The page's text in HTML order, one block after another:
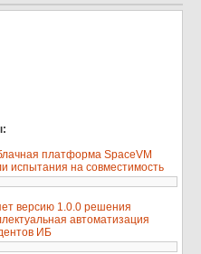
платформа SpaceVM
испытания на совместимость
версию 1.0.0 решения
автоматизация
ИБ